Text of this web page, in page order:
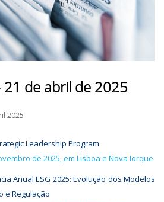
21 de abril de 2025
2025
Leadership Program
de 2025, em Lisboa e Nova Iorque
Anual ESG 2025: Evolução dos Modelos
e Regulação